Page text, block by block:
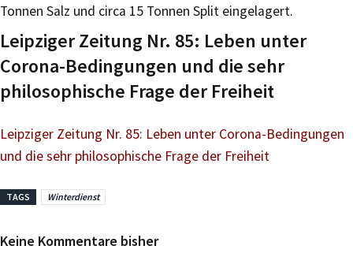
Tonnen Salz und circa 15 Tonnen Split eingelagert.
Leipziger Zeitung Nr. 85: Leben unter
Corona-Bedingungen und die sehr
philosophische Frage der Freiheit
Leipziger Zeitung Nr. 85: Leben unter Corona-Bedingungen
und die sehr philosophische Frage der Freiheit
TAGS Winterdienst
Keine Kommentare bisher